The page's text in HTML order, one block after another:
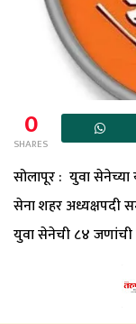
0
SHARES
सोलापूर : युवा सेनेच्या
सेना शहर अध्यक्षपदी
युवा सेनेची ८४ जणांची